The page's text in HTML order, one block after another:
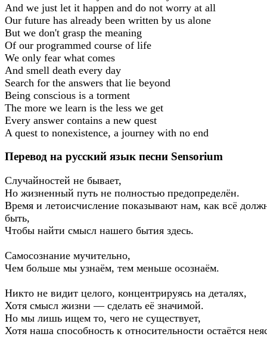
And we just let it happen and do not worry at all
Our future has already been written by us alone
But we don't grasp the meaning
Of our programmed course of life
We only fear what comes
And smell death every day
Search for the answers that lie beyond
Being conscious is a torment
The more we learn is the less we get
Every answer contains a new quest
A quest to nonexistence, a journey with no end
Перевод на русский язык песни Sensorium
Случайностей не бывает,
Но жизненный путь не полностью предопределён.
Время и летоисчисление показывают нам, как всё
быть,
Чтобы найти смысл нашего бытия здесь.
Самосознание мучительно,
Чем больше мы узнаём, тем меньше осознаём.
Никто не видит целого, концентрируясь на деталях,
Хотя смысл жизни — сделать её значимой.
Но мы лишь ищем то, чего не существует,
Хотя наша способность к относительности остаётся